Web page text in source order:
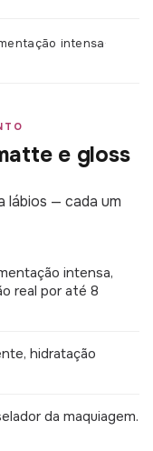
intensa·
e gloss
lábios — cada um
intensa,
real por até 8
hidratação
da maquiagem.